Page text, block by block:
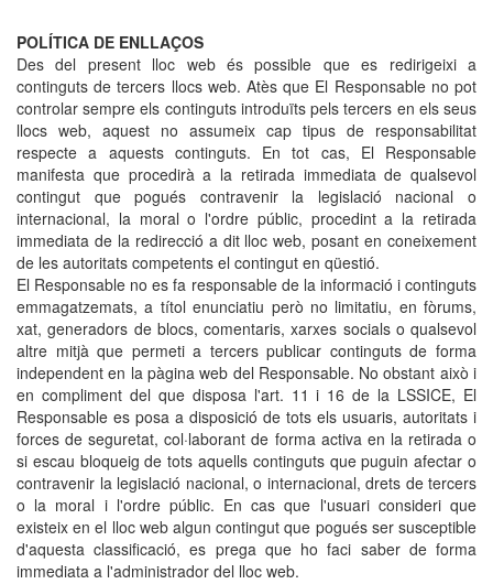
POLÍTICA DE ENLLAÇOS
Des del present lloc web és possible que es redirigeixi a
continguts de tercers llocs web. Atès que El Responsable no pot
controlar sempre els continguts introduïts pels tercers en els seus
llocs web, aquest no assumeix cap tipus de responsabilitat
respecte a aquests continguts. En tot cas, El Responsable
manifesta que procedirà a la retirada immediata de qualsevol
contingut que pogués contravenir la legislació nacional o
internacional, la moral o l'ordre públic, procedint a la retirada
immediata de la redirecció a dit lloc web, posant en coneixement
de les autoritats competents el contingut en qüestió.
El Responsable no es fa responsable de la informació i continguts
emmagatzemats, a títol enunciatiu però no limitatiu, en fòrums,
xat, generadors de blocs, comentaris, xarxes socials o qualsevol
altre mitjà que permeti a tercers publicar continguts de forma
independent en la pàgina web del Responsable. No obstant això i
en compliment del que disposa l'art. 11 i 16 de la LSSICE, El
Responsable es posa a disposició de tots els usuaris, autoritats i
forces de seguretat, col·laborant de forma activa en la retirada o
si escau bloqueig de tots aquells continguts que puguin afectar o
contravenir la legislació nacional, o internacional, drets de tercers
o la moral i l'ordre públic. En cas que l'usuari consideri que
existeix en el lloc web algun contingut que pogués ser susceptible
d'aquesta classificació, es prega que ho faci saber de forma
immediata a l'administrador del lloc web.